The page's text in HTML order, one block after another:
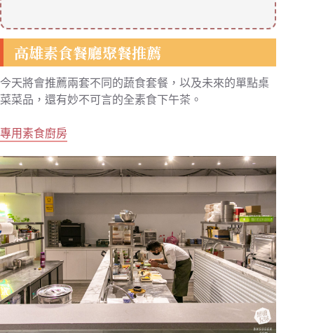
高雄素食餐廳聚餐推薦
今天將會推薦兩套不同的蔬食套餐，以及未來的單點桌
菜菜品，還有妙不可言的全素食下午茶。
專用素食廚房